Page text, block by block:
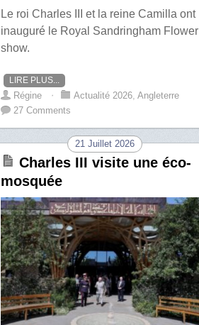
Le roi Charles III et la reine Camilla ont
inauguré le Royal Sandringham Flower
show.
LIRE PLUS...
Régine ⋅ Actualité 2026 Angleterre
27 Comments
21 Juillet 2026
Charles III visite une éco-
mosquée